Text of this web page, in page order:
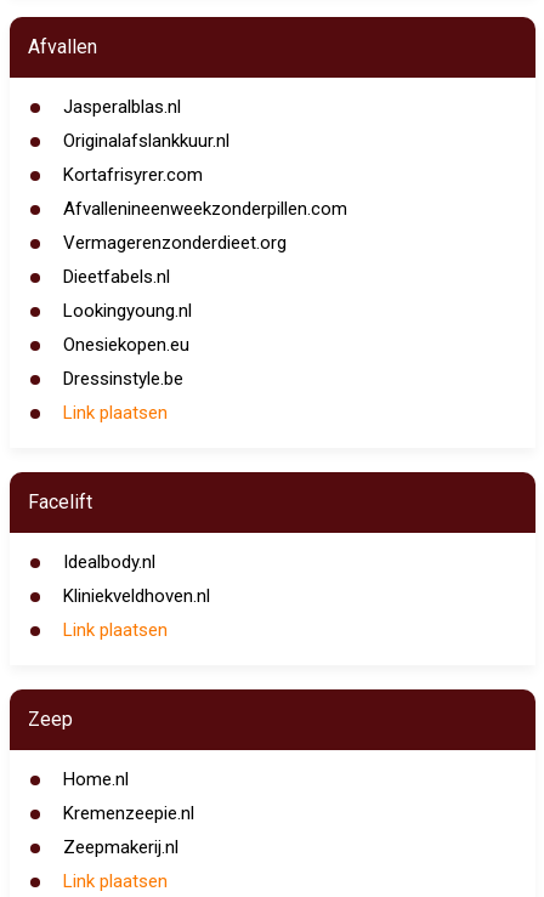
Afvallen
Jasperalblas.nl
Originalafslankkuur.nl
Kortafrisyrer.com
Afvallenineenweekzonderpillen.com
Vermagerenzonderdieet.org
Dieetfabels.nl
Lookingyoung.nl
Onesiekopen.eu
Dressinstyle.be
Link plaatsen
Facelift
Idealbody.nl
Kliniekveldhoven.nl
Link plaatsen
Zeep
Home.nl
Kremenzeepie.nl
Zeepmakerij.nl
Link plaatsen